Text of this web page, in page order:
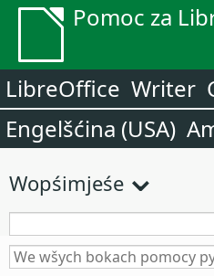
Pomoc za
LibreOffice Writer
Engelšćina (USA)
Wopśimjeśe